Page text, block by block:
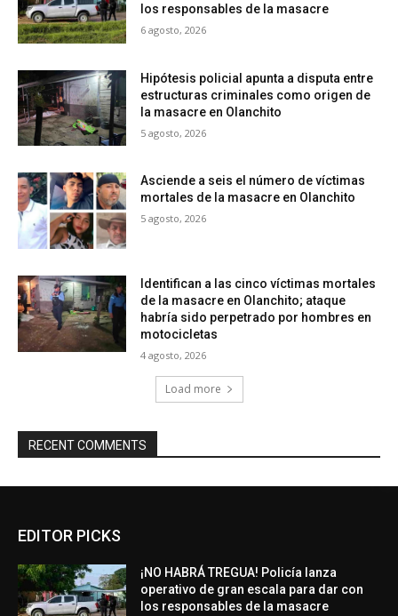
los responsables de la masacre
6 agosto, 2026
Hipótesis policial apunta a disputa entre
estructuras criminales como origen de
la masacre en Olanchito
5 agosto, 2026
Asciende a seis el número de víctimas
mortales de la masacre en Olanchito
5 agosto, 2026
Identifican a las cinco víctimas mortales
de la masacre en Olanchito; ataque
habría sido perpetrado por hombres en
motocicletas
4 agosto, 2026
Load more
RECENT COMMENTS
EDITOR PICKS
¡NO HABRÁ TREGUA! Policía lanza
operativo de gran escala para dar con
los responsables de la masacre